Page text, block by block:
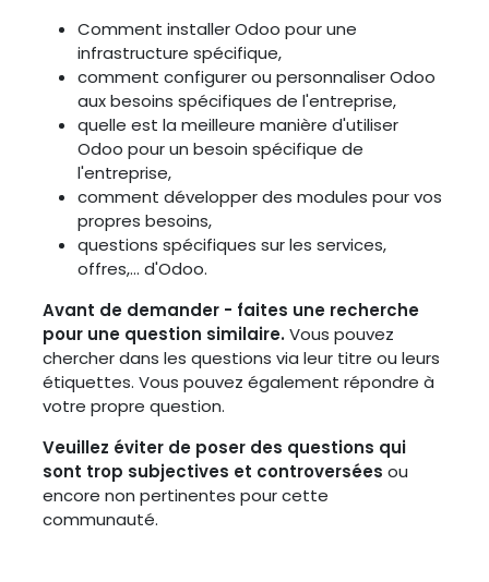
Comment installer Odoo pour une
infrastructure spécifique,
comment configurer ou personnaliser Odoo
aux besoins spécifiques de l'entreprise,
quelle est la meilleure manière d'utiliser
Odoo pour un besoin spécifique de
l'entreprise,
comment développer des modules pour vos
propres besoins,
questions spécifiques sur les services,
offres,... d'Odoo.
Avant de demander - faites une recherche
pour une question similaire.Vous pouvez
chercher dans les questions via leur titre ou leurs
étiquettes. Vous pouvez également répondre à
votre propre question.
Veuillez éviter de poser des questions qui
sont trop subjectives et controversées ou
encore non pertinentes pour cette
communauté.